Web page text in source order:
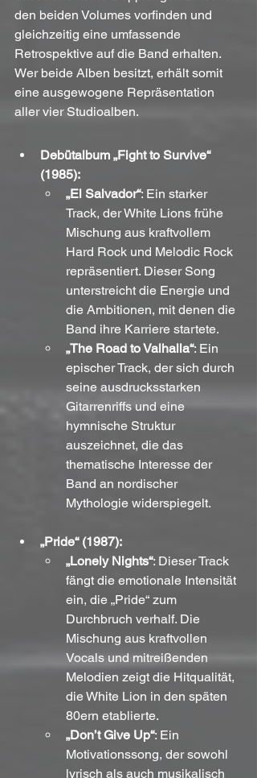
den beiden Volumes vorfinden und
gleichzeitig eine umfassende
Retrospektive auf die Band erhalten.
Wer beide Alben besitzt, erhält somit
eine ausgewogene Repräsentation
aller vier Studioalben.
Debütalbum „Fight to Survive“
(1985):
„El Salvador“: Ein starker
Track, der White Lions frühe
Mischung aus kraftvollem
Hard Rock und Melodic Rock
repräsentiert. Dieser Song
unterstreicht die Energie und
die Ambitionen, mit denen die
Band ihre Karriere startete.
„The Road to Valhalla“: Ein
epischer Track, der sich durch
seine ausdrucksstarken
Gitarrenriffs und eine
hymnische Struktur
auszeichnet, die das
thematische Interesse der
Band an nordischer
Mythologie widerspiegelt.
„Pride“ (1987):
„Lonely Nights“: Dieser Track
fängt die emotionale Intensität
ein, die „Pride“ zum
Durchbruch verhalf. Die
Mischung aus kraftvollen
Vocals und mitreißenden
Melodien zeigt die Hitqualität,
die White Lion in den späten
80ern etablierte.
„Don’t Give Up“: Ein
Motivationssong, der sowohl
lyrisch als auch musikalisch